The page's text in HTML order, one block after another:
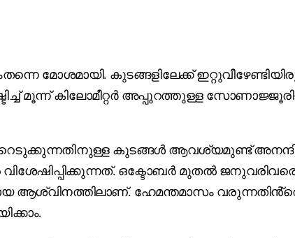
മോശമായി. കുടങ്ങളിലേക്ക്
മൂന്ന് കിലോമീറ്റർ അപ്പുറത്തുള്ള
കുടങ്ങൾ ആവശ്യമുണ്ട്
ഒക്ടോബർ മുതൽ
ആശ്വിനത്തിലാണ്. ഹേമന്തമാസം